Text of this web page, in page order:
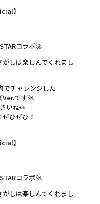
】
コラボ🚀
しは楽しんでくれまし
でチャレンジした
Ver.です🚀
いね👀
ぜひぜひ！…
】
コラボ🚀
しは楽しんでくれまし